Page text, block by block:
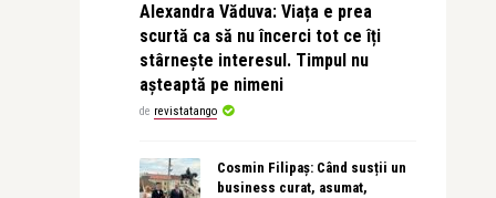
Alexandra Văduva: Viața e prea
scurtă ca să nu încerci tot ce îți
stârnește interesul. Timpul nu
așteaptă pe nimeni
de revistatango
Cosmin Filipaș: Când susții un
business curat, asumat,